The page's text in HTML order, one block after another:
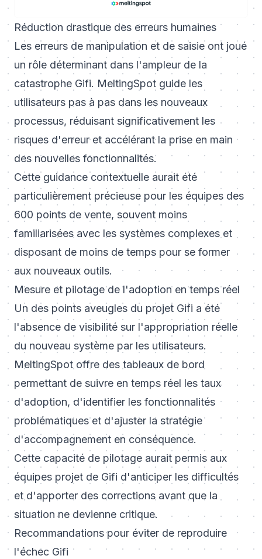
Réduction drastique des erreurs humaines
Les erreurs de manipulation et de saisie ont joué
un rôle déterminant dans l'ampleur de la
catastrophe Gifi. MeltingSpot guide les
utilisateurs pas à pas dans les nouveaux
processus, réduisant significativement les
risques d'erreur et accélérant la prise en main
des nouvelles fonctionnalités.
Cette guidance contextuelle aurait été
particulièrement précieuse pour les équipes des
600 points de vente, souvent moins
familiarisées avec les systèmes complexes et
disposant de moins de temps pour se former
aux nouveaux outils.
Mesure et pilotage de l'adoption en temps réel
Un des points aveugles du projet Gifi a été
l'absence de visibilité sur l'appropriation réelle
du nouveau système par les utilisateurs.
MeltingSpot offre des tableaux de bord
permettant de suivre en temps réel les taux
d'adoption, d'identifier les fonctionnalités
problématiques et d'ajuster la stratégie
d'accompagnement en conséquence.
Cette capacité de pilotage aurait permis aux
équipes projet de Gifi d'anticiper les difficultés
et d'apporter des corrections avant que la
situation ne devienne critique.
Recommandations pour éviter de reproduire
l'échec Gifi